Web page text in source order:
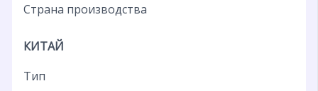
Страна производства
КИТАЙ
Тип